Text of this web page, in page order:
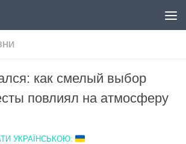
как смелый выбор
повлиял на атмосферу
УКРАЇНСЬКОЮ: